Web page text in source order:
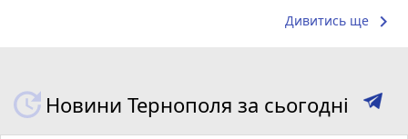
Дивитись ще keyboard_arrow_right
Новини Тернополя за сьогодні